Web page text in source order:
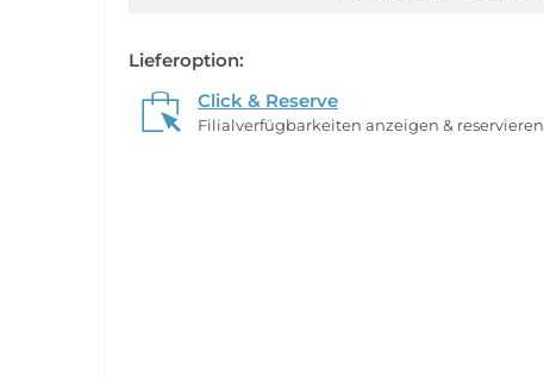
Lieferoption:
Click & Reserve
Filialverfügbarkeiten anzeigen & reservieren